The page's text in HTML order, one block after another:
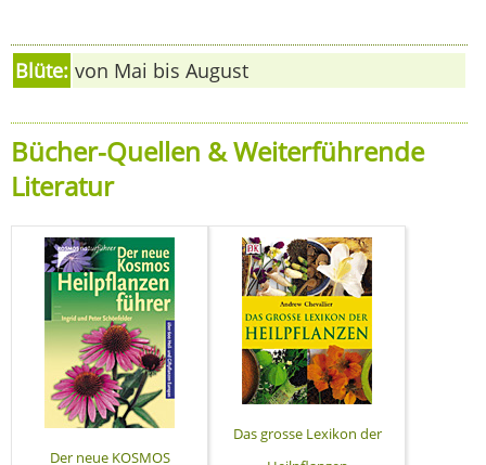
Blüte: von Mai bis August
Bücher-Quellen & Weiterführende
Literatur
Der neue KOSMOS
Das grosse Lexikon der